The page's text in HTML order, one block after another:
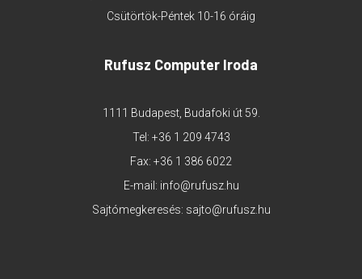
Csütörtök-Péntek 10-16 óráig
Rufusz Computer Iroda
1111 Budapest, Budafoki út 59.
Tel: +36 1 209 4743
Fax: +36 1 386 6022
E-mail: info@rufusz.hu
Sajtómegkeresés: sajto@rufusz.hu